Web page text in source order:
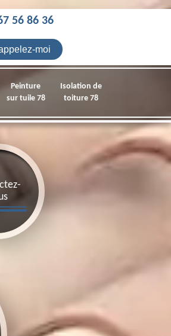
56 86 36
Peinture
sur tuile 78
Isolation de
toiture 78